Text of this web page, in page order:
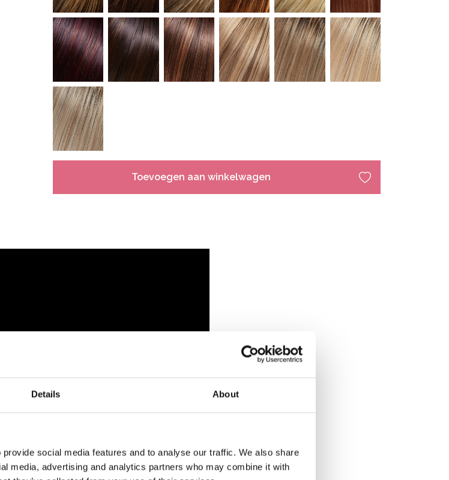
Details About
social media features and to analyse our traffic. We also share
media, advertising and analytics partners who may combine it with
Toevoegen aan winkelwagen